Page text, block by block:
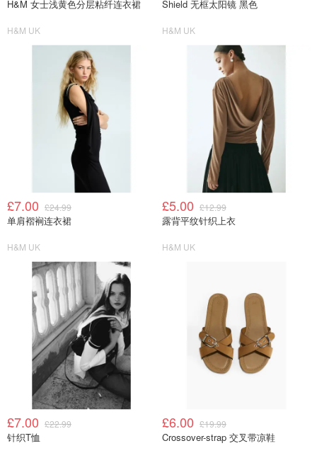
H&M 女士浅黄色分层粘纤连衣裙
H&M UK
Shield 无框太阳镜 黑色
H&M UK
£7.00 £24.99
单肩褶裥连衣裙
H&M UK
£5.00 £12.99
露背平纹针织上衣
H&M UK
£7.00 £22.99
针织T恤
£6.00 £19.99
Crossover-strap 交叉带凉鞋